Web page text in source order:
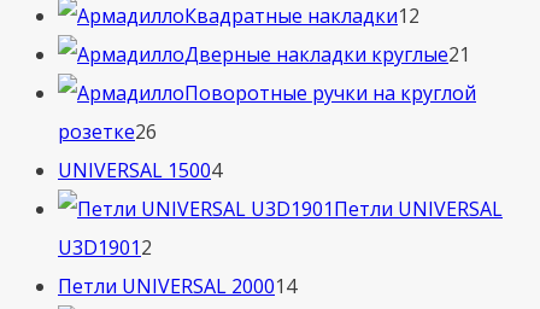
товаров
Квадратные накладки12
товаров
Дверные накладки круглые21
товар
Поворотные ручки на круглой
розетке26
товаров
UNIVERSAL 150044
товара
Петли UNIVERSAL
U3D19012
товара
Петли UNIVERSAL 20001414